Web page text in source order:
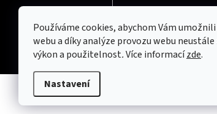
Používáme cookies, abychom Vám
webu a díky analýze provozu webu
výkon a použitelnost.Více informacízde.
Nastavení
Odebírat newsletter
Vložením e-mailu
Copyright 2026